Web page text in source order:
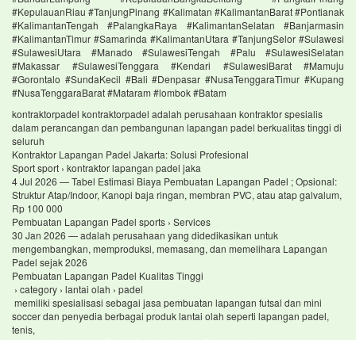
#KepulauanRiau #TanjungPinang #Kalimatan #KalimantanBarat #Pontianak
#KalimantanTengah #PalangkaRaya #KalimantanSelatan #Banjarmasin
#KalimantanTimur #Samarinda #KalimantanUtara #TanjungSelor #Sulawesi
#SulawesiUtara #Manado #SulawesiTengah #Palu #SulawesiSelatan
#Makassar #SulawesiTenggara #Kendari #SulawesiBarat #Mamuju
#Gorontalo #SundaKecil #Bali #Denpasar #NusaTenggaraTimur #Kupang
#NusaTenggaraBarat #Mataram #lombok #Batam
kontraktorpadel kontraktorpadel adalah perusahaan kontraktor spesialis
dalam perancangan dan pembangunan lapangan padel berkualitas tinggi di
seluruh
Kontraktor Lapangan Padel Jakarta: Solusi Profesional
Sport sport › kontraktor lapangan padel jaka
4 Jul 2026 — Tabel Estimasi Biaya Pembuatan Lapangan Padel ; Opsional:
Struktur Atap/Indoor, Kanopi baja ringan, membran PVC, atau atap galvalum,
Rp 100 000
Pembuatan Lapangan Padel sports › Services
30 Jan 2026 — adalah perusahaan yang didedikasikan untuk
mengembangkan, memproduksi, memasang, dan memelihara Lapangan
Padel sejak 2026
Pembuatan Lapangan Padel Kualitas Tinggi
› category › lantai olah › padel
memiliki spesialisasi sebagai jasa pembuatan lapangan futsal dan mini
soccer dan penyedia berbagai produk lantai olah seperti lapangan padel,
tenis,